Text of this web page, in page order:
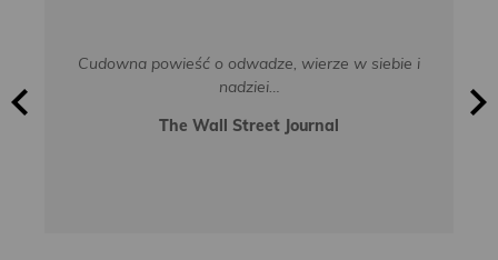
Cudowna powieść o odwadze, wierze w siebie i
nadziei…
The Wall Street Journal